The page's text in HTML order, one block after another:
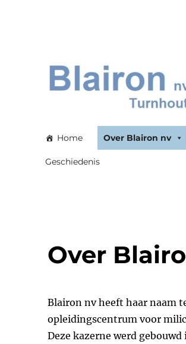
Blairon nv
Home Over Blairon nv
Geschiedenis
Over
Blairon nv heeft haar naam
opleidingscentrum voor
Deze kazerne werd